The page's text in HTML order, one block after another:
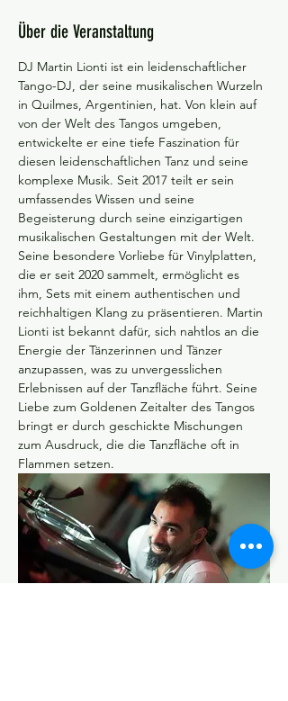
Über die Veranstaltung
DJ Martin Lionti ist ein leidenschaftlicher
Tango-DJ, der seine musikalischen Wurzeln
in Quilmes, Argentinien, hat. Von klein auf
von der Welt des Tangos umgeben,
entwickelte er eine tiefe Faszination für
diesen leidenschaftlichen Tanz und seine
komplexe Musik. Seit 2017 teilt er sein
umfassendes Wissen und seine
Begeisterung durch seine einzigartigen
musikalischen Gestaltungen mit der Welt.
Seine besondere Vorliebe für Vinylplatten,
die er seit 2020 sammelt, ermöglicht es
ihm, Sets mit einem authentischen und
reichhaltigen Klang zu präsentieren. Martin
Lionti ist bekannt dafür, sich nahtlos an die
Energie der Tänzerinnen und Tänzer
anzupassen, was zu unvergesslichen
Erlebnissen auf der Tanzfläche führt. Seine
Liebe zum Goldenen Zeitalter des Tangos
bringt er durch geschickte Mischungen
zum Ausdruck, die die Tanzfläche oft in
Flammen setzen.